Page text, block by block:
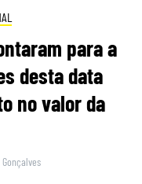
para a
desta data
no valor da
Gonçalves